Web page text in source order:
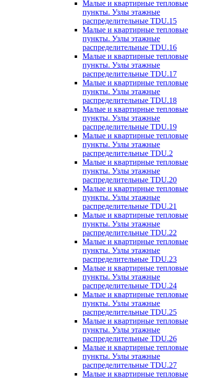
Малые и квартирные тепловые
пункты. Узлы этажные
распределительные TDU.15
Малые и квартирные тепловые
пункты. Узлы этажные
распределительные TDU.16
Малые и квартирные тепловые
пункты. Узлы этажные
распределительные TDU.17
Малые и квартирные тепловые
пункты. Узлы этажные
распределительные TDU.18
Малые и квартирные тепловые
пункты. Узлы этажные
распределительные TDU.19
Малые и квартирные тепловые
пункты. Узлы этажные
распределительные TDU.2
Малые и квартирные тепловые
пункты. Узлы этажные
распределительные TDU.20
Малые и квартирные тепловые
пункты. Узлы этажные
распределительные TDU.21
Малые и квартирные тепловые
пункты. Узлы этажные
распределительные TDU.22
Малые и квартирные тепловые
пункты. Узлы этажные
распределительные TDU.23
Малые и квартирные тепловые
пункты. Узлы этажные
распределительные TDU.24
Малые и квартирные тепловые
пункты. Узлы этажные
распределительные TDU.25
Малые и квартирные тепловые
пункты. Узлы этажные
распределительные TDU.26
Малые и квартирные тепловые
пункты. Узлы этажные
распределительные TDU.27
Малые и квартирные тепловые